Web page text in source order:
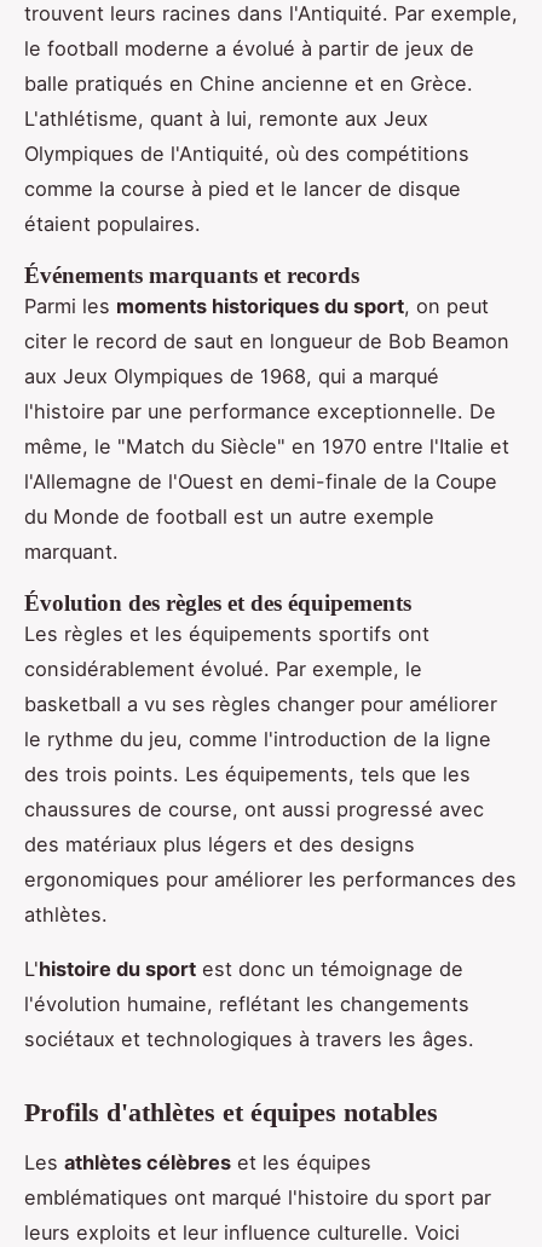
trouvent leurs racines dans l'Antiquité. Par exemple,
le football moderne a évolué à partir de jeux de
balle pratiqués en Chine ancienne et en Grèce.
L'athlétisme, quant à lui, remonte aux Jeux
Olympiques de l'Antiquité, où des compétitions
comme la course à pied et le lancer de disque
étaient populaires.
Événements marquants et records
Parmi les moments historiques du sport, on peut
citer le record de saut en longueur de Bob Beamon
aux Jeux Olympiques de 1968, qui a marqué
l'histoire par une performance exceptionnelle. De
même, le "Match du Siècle" en 1970 entre l'Italie et
l'Allemagne de l'Ouest en demi-finale de la Coupe
du Monde de football est un autre exemple
marquant.
Évolution des règles et des équipements
Les règles et les équipements sportifs ont
considérablement évolué. Par exemple, le
basketball a vu ses règles changer pour améliorer
le rythme du jeu, comme l'introduction de la ligne
des trois points. Les équipements, tels que les
chaussures de course, ont aussi progressé avec
des matériaux plus légers et des designs
ergonomiques pour améliorer les performances des
athlètes.
L'histoire du sport est donc un témoignage de
l'évolution humaine, reflétant les changements
sociétaux et technologiques à travers les âges.
Profils d'athlètes et équipes notables
Les athlètes célèbres et les équipes
emblématiques ont marqué l'histoire du sport par
leurs exploits et leur influence culturelle. Voici